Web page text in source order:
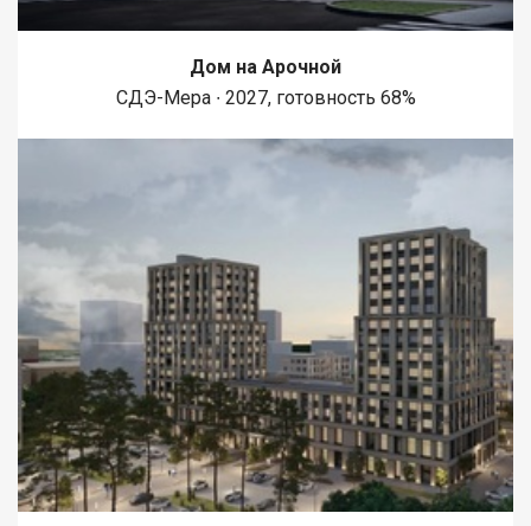
Дом на Арочной
СДЭ-Мера ∙ 2027, готовность 68%